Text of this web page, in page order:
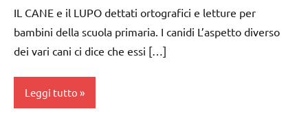
dettati /
ortografici
GEOGRAFIA
dai
6
anni
DOWNLOAD
italiano
IL CANE e il LUPO dettati ortografici e letture per
bambini della scuola primaria. I canidi L’aspetto diverso
dei vari cani ci dice che essi […]
Leggi tutto